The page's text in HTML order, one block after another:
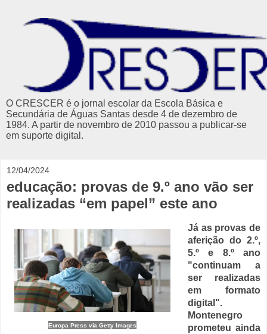
O CRESCER é o jornal escolar da Escola Básica e
Secundária de Águas Santas desde 4 de dezembro de
1984. A partir de novembro de 2010 passou a publicar-se
em suporte digital.
12/04/2024
educação: provas de 9.º ano vão ser
realizadas “em papel” este ano
Europa Press via Getty Images
Já as provas de
aferição do 2.º,
5.º e 8.º ano
"continuam a
ser realizadas
em formato
digital".
Montenegro
prometeu ainda